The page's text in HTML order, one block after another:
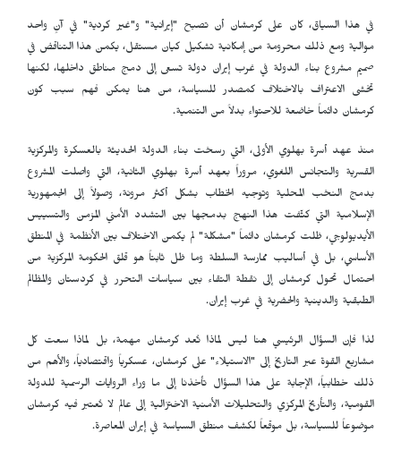
في هذا السياق، كان على كرمشان أن تصبح "إيرانية" و"غير كردية" في آنٍ واحد
موالية ومع ذلك محرومة من إمكانية تشكيل كيان مستقل، يكمن هذا التناقض في
صميم مشروع بناء الدولة في غرب إيران دولة تسعى إلى دمج مناطق داخلها، لكنها
تخشى الاعتراف بالاختلاف كمصدر للسياسة، من هنا يمكن فهم سبب كون
كرمشان دائماً خاضعة للاحتواء بدلاً من التنمية.
منذ عهد أسرة بهلوي الأولى، التي رسخت بناء الدولة الحديثة بالعسكرة والمركزية
القسرية والتجانس اللغوي، مروراً بعهد أسرة بهلوي الثانية، التي واصلت المشروع
بدمج النخب المحلية وتوجيه الخطاب بشكل أكثر مرونة، وصولاً إلى الجمهورية
الإسلامية التي كثّفت هذا النهج بدمجها بين التشدد الأمني ​​المزمن والتسييس
الأيديولوجي، ظلت كرمشان دائماً "مشكلة" لم يكمن الاختلاف بين الأنظمة في المنطق
الأساسي، بل في أساليب ممارسة السلطة وما ظل ثابتاً هو قلق الحكومة المركزية من
احتمال تحول كرمشان إلى نقطة التقاء بين سياسات التحرر في كردستان والمظالم
الطبقية والدينية والحضرية في غرب إيران.
لذا فإن السؤال الرئيسي هنا ليس لماذا تُعد كرمشان مهمة، بل لماذا سعت كل
مشاريع القوة عبر التاريخ إلى "الاستيلاء" على كرمشان، عسكرياً واقتصادياً، والأهم من
ذلك خطابياً، الإجابة على هذا السؤال تأخذنا إلى ما وراء الروايات الرسمية للدولة
القومية، والتأريخ المركزي والتحليلات الأمنية الاختزالية إلى عالم لا تُعتبر فيه كرمشان
موضوعاً للسياسة، بل موقعاً لكشف منطق السياسة في إيران المعاصرة.